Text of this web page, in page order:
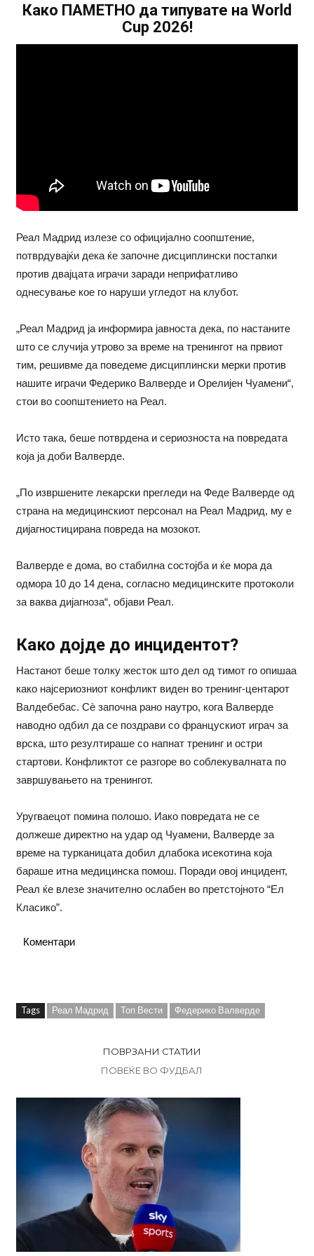
Како ПАМЕТНО да типувате на World
Cup 2026!
Реал Мадрид излезе со официјално соопштение,
потврдувајќи дека ќе започне дисциплински постапки
против двајцата играчи заради неприфатливо
однесување кое го наруши угледот на клубот.
„Реал Мадрид ја информира јавноста дека, по настаните
што се случија утрово за време на тренингот на првиот
тим, решивме да поведеме дисциплински мерки против
нашите играчи Федерико Валверде и Орелијен Чуамени“,
стои во соопштението на Реал.
Исто така, беше потврдена и сериозноста на повредата
која ја доби Валверде.
„По извршените лекарски прегледи на Феде Валверде од
страна на медицинскиот персонал на Реал Мадрид, му е
дијагностицирана повреда на мозокот.
Валверде е дома, во стабилна состојба и ќе мора да
одмора 10 до 14 дена, согласно медицинските протоколи
за ваква дијагноза“, објави Реал.
Како дојде до инцидентот?
Настанот беше толку жесток што дел од тимот го опишаа
како најсериозниот конфликт виден во тренинг-центарот
Валдебебас. Сè започна рано наутро, кога Валверде
наводно одбил да се поздрави со францускиот играч за
врска, што резултираше со напнат тренинг и остри
стартови. Конфликтот се разгоре во соблекувалната по
завршувањето на тренингот.
Уругваецот помина полошо. Иако повредата не се
должеше директно на удар од Чуамени, Валверде за
време на турканицата добил длабока исекотина која
бараше итна медицинска помош. Поради овој инцидент,
Реал ќе влезе значително ослабен во претстојното “Ел
Класико”.
Коментари
Tags Реал Мадрид Топ Вести Федерико Валверде
ПОВРЗАНИ СТАТИИ
ПОВЕЌЕ ВО ФУДБАЛ